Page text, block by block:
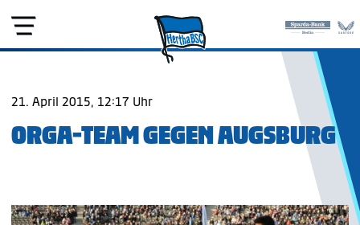
21. April 2015, 12:17 Uhr
ORGA-TEAM GEGEN AUGSBURG